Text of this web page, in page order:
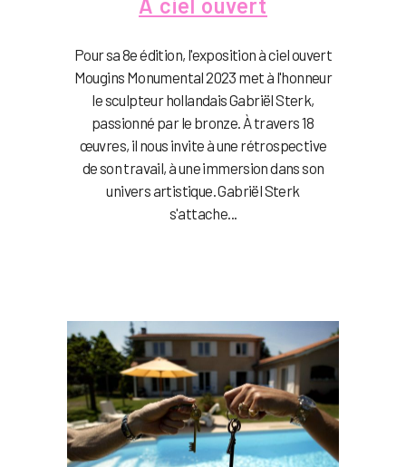
Pour sa 8e édition, l'exposition à ciel ouvert
Mougins Monumental 2023 met à l'honneur
le sculpteur hollandais Gabriël Sterk,
passionné par le bronze. À travers 18
œuvres, il nous invite à une rétrospective
de son travail, à une immersion dans son
univers artistique. Gabriël Sterk
s'attache...